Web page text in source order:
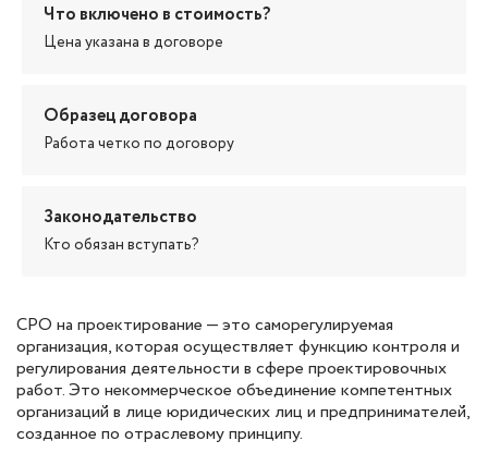
Что включено в стоимость?
Цена указана в договоре
Образец договора
Работа четко по договору
Законодательство
Кто обязан вступать?
СРО на проектирование — это саморегулируемая
организация, которая осуществляет функцию контроля и
регулирования деятельности в сфере проектировочных
работ. Это некоммерческое объединение компетентных
организаций в лице юридических лиц и предпринимателей,
созданное по отраслевому принципу.